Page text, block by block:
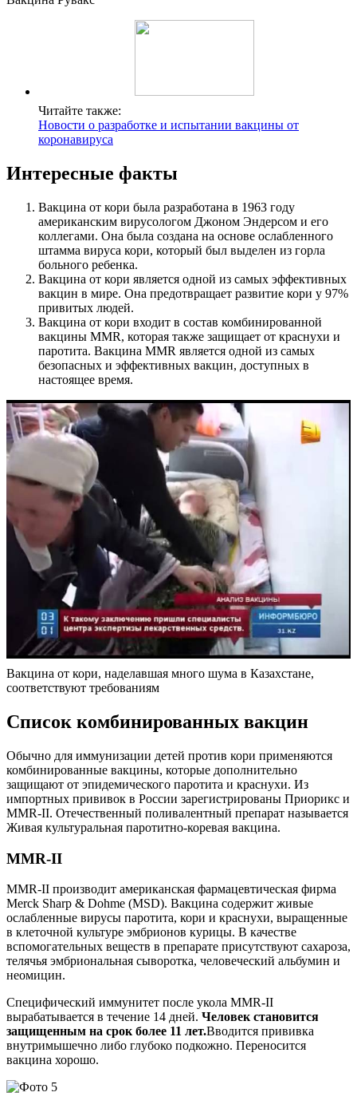
Читайте также:
Новости о разработке и испытании вакцины от
коронавируса
Интересные факты
Вакцина от кори была разработана в 1963 году
американским вирусологом Джоном Эндерсом и его
коллегами. Она была создана на основе ослабленного
штамма вируса кори, который был выделен из горла
больного ребенка.
Вакцина от кори является одной из самых эффективных
вакцин в мире. Она предотвращает развитие кори у 97%
привитых людей.
Вакцина от кори входит в состав комбинированной
вакцины MMR, которая также защищает от краснухи и
паротита. Вакцина MMR является одной из самых
безопасных и эффективных вакцин, доступных в
настоящее время.
Вакцина от кори, наделавшая много шума в Казахстане,
соответствуют требованиям
Список комбинированных вакцин
Обычно для иммунизации детей против кори применяются
комбинированные вакцины, которые дополнительно
защищают от эпидемического паротита и краснухи. Из
импортных прививок в России зарегистрированы Приорикс и
ММR-II. Отечественный поливалентный препарат называется
Живая культуральная паротитно-коревая вакцина.
ММR-II
ММR-II производит американская фармацевтическая фирма
Merck Sharp & Dohme (MSD). Вакцина содержит живые
ослабленные вирусы паротита, кори и краснухи, выращенные
в клеточной культуре эмбрионов курицы. В качестве
вспомогательных веществ в препарате присутствуют сахароза,
телячья эмбриональная сыворотка, человеческий альбумин и
неомицин.
Специфический иммунитет после укола ММR-II
вырабатывается в течение 14 дней. Человек становится
защищенным на срок более 11 лет.Вводится прививка
внутримышечно либо глубоко подкожно. Переносится
вакцина хорошо.